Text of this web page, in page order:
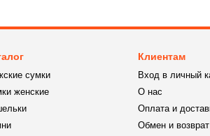
сумки
женские
Клиентам
Вход в личный
О нас
Оплата и
Обмен и возврат